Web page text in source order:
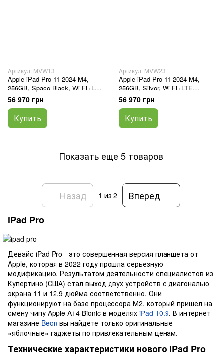
Артикул: MVW13
Apple iPad Pro 11 2024 M4,
256GB, Space Black, Wi-Fi+LTE
(MVW13)
56 970 грн
Купить
Артикул: MVW23
Apple iPad Pro 11 2024 M4,
256GB, Silver, Wi-Fi+LTE
(MVW23)
56 970 грн
Купить
Показать еще 5 товаров
Назад 1 из 2
Вперед
iPad Pro
Девайс iPad Pro - это совершенная версия планшета от
Apple, которая в 2022 году прошла серьезную
модификацию. Результатом деятельности специалистов из
Купертино (США) стал выход двух устройств с диагональю
экрана 11 и 12,9 дюйма соответственно. Они
функционируют на базе процессора М2, который пришел на
смену чипу Apple A14 Bionic в моделях iPad 10.9. В интернет-
магазине Beon вы найдете только оригинальные
«яблочные» гаджеты по привлекательным ценам.
Технические характеристики нового iPad Pro